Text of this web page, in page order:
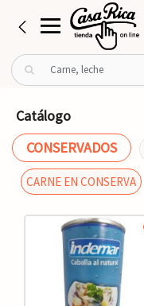
B
u
r
p
Catálogo
CONSERVADOS
CARNE EN CONSERVA